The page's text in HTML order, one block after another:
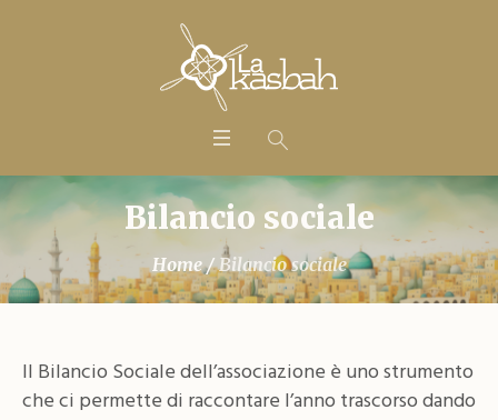
Bilancio sociale
Home /Bilancio sociale
Il Bilancio Sociale dell’associazione è uno strumento
che ci permette di raccontare l’anno trascorso dando